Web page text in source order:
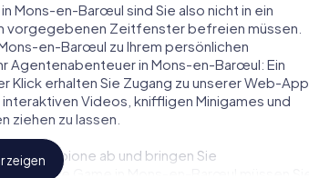
Mons-en-Barœul sind Sie also nicht in ein
vorgegebenen Zeitfenster befreien müssen.
en-Barœul zu Ihrem persönlichen
Agentenabenteuer in Mons-en-Barœul: Ein
Klick erhalten Sie Zugang zu unserer Web-App.
Videos, kniffligen Minigames und
ziehen zu lassen.
Spione ab und bringen Sie
Escape Game in Mons-en-Barœul müssen Sie
zeigen